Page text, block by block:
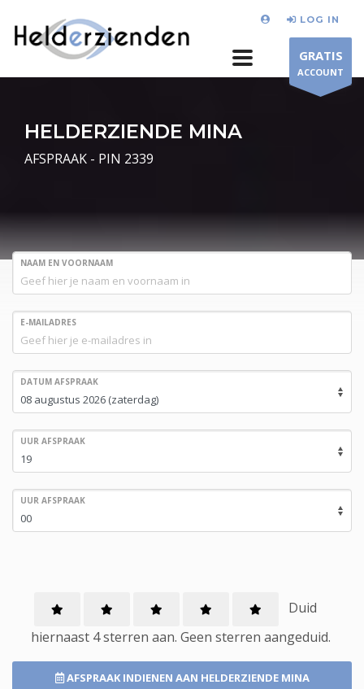
LOG IN
GRATIS
ACCOUNT
HELDERZIENDE MINA
AFSPRAAK - PIN 2339
NAAM EN VOORNAAM
E-MAILADRES
DATUM AFSPRAAK
UUR AFSPRAAK
UUR AFSPRAAK
Duid
hiernaast 4 sterren aan. Geen sterren aangeduid.
AFSPRAAK INDIENEN AAN HELDERZIENDE MINA